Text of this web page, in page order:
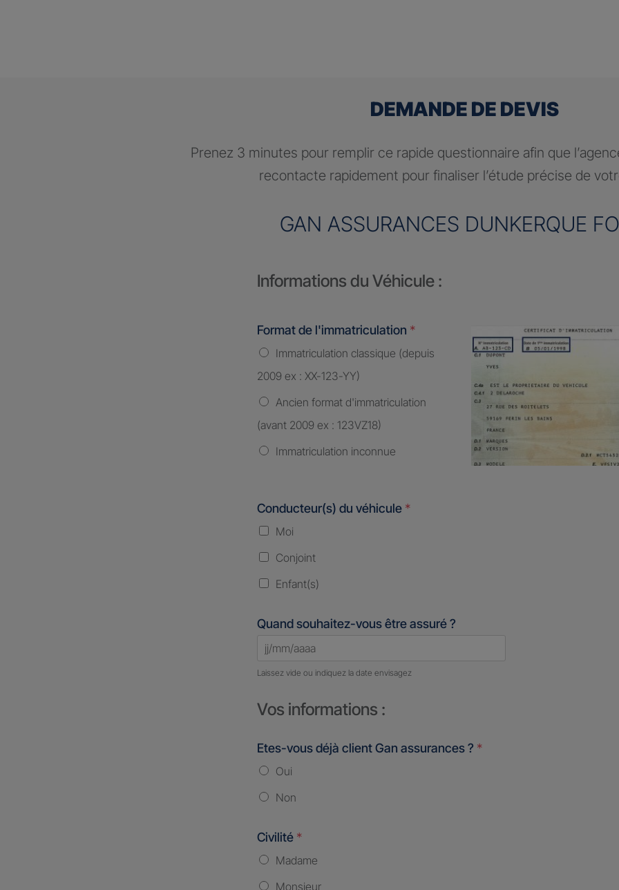
DEMANDE DE DEVIS
Prenez 3 minutes pour remplir ce rapide questionnaire afin que
recontacte rapidement pour finaliser l’étude précise de
GAN ASSURANCES DUNKERQUE
Informations du Véhicule :
Format de l'immatriculation *
Immatriculation classique (depuis
2009 ex : XX-123-YY)
Ancien format d'immatriculation
(avant 2009 ex : 123VZ18)
Immatriculation inconnue
Conducteur(s) du véhicule *
Moi
Conjoint
Enfant(s)
Quand souhaitez-vous être assuré ?
Laissez vide ou indiquez la date envisagez
Vos informations :
Etes-vous déjà client Gan assurances ? *
Oui
Non
Civilité *
Madame
Monsieur